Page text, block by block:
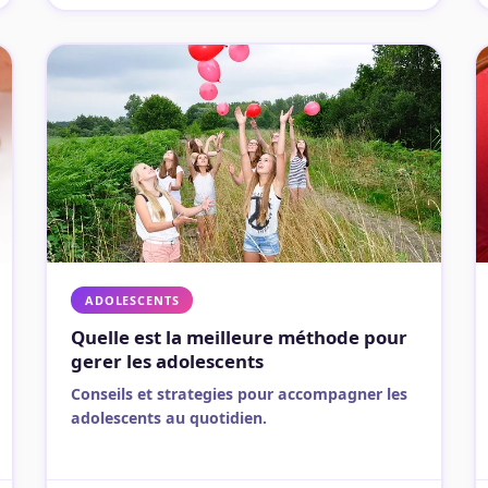
ADOLESCENTS
Quelle est la meilleure méthode pour
gerer les adolescents
Conseils et strategies pour accompagner les
adolescents au quotidien.